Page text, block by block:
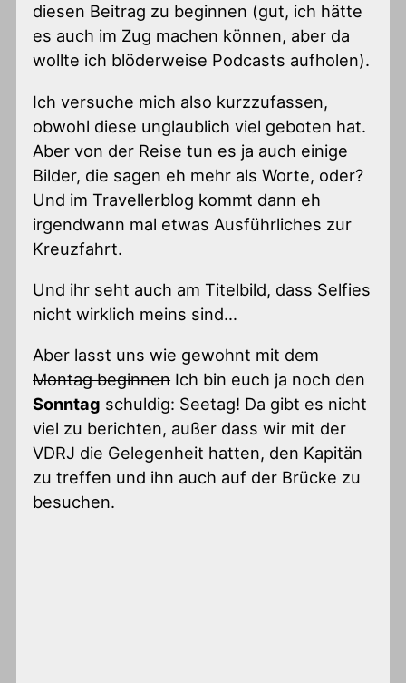
diesen Beitrag zu beginnen (gut, ich hätte
es auch im Zug machen können, aber da
wollte ich blöderweise Podcasts aufholen).
Ich versuche mich also kurzzufassen,
obwohl diese unglaublich viel geboten hat.
Aber von der Reise tun es ja auch einige
Bilder, die sagen eh mehr als Worte, oder?
Und im Travellerblog kommt dann eh
irgendwann mal etwas Ausführliches zur
Kreuzfahrt.
Und ihr seht auch am Titelbild, dass Selfies
nicht wirklich meins sind…
Aber lasst uns wie gewohnt mit dem
Montag beginnen Ich bin euch ja noch den
Sonntag schuldig: Seetag! Da gibt es nicht
viel zu berichten, außer dass wir mit der
VDRJ die Gelegenheit hatten, den Kapitän
zu treffen und ihn auch auf der Brücke zu
besuchen.